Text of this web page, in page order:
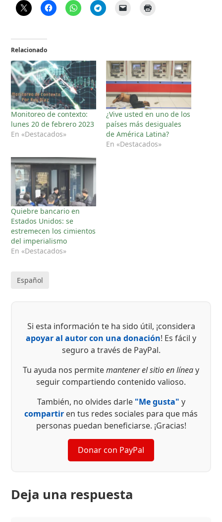
Relacionado
Monitoreo de contexto:
lunes 20 de febrero 2023
En «Destacados»
¿Vive usted en uno de los
países más desiguales
de América Latina?
En «Destacados»
Quiebre bancario en
Estados Unidos: se
estremecen los cimientos
del imperialismo
En «Destacados»
Español
Si esta información te ha sido útil, ¡considera
apoyar al autor con una donación! Es fácil y
seguro a través de PayPal.
Tu ayuda nos permitemantener el sitio en líneay
seguir compartiendo contenido valioso.
También, no olvides darle "Me gusta" y
compartir en tus redes sociales para que más
personas puedan beneficiarse. ¡Gracias!
Donar con PayPal
Deja una respuesta